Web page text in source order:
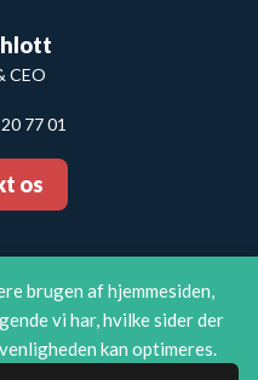
brugen af hjemmesiden,
vi har, hvilke sider der
kan optimeres.
CEO
77 01
os